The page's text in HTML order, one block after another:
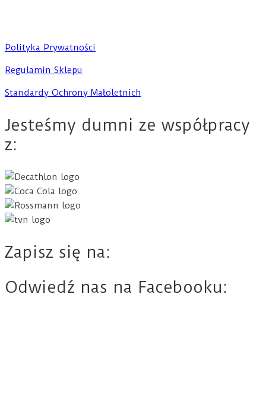
Polityka Prywatności
Regulamin Sklepu
Standardy Ochrony Małoletnich
Jesteśmy dumni ze współpracy
z:
Zapisz się na:
Odwiedź nas na Facebooku: